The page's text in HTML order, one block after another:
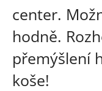
center.
hodně.
přemýšlení
koše!